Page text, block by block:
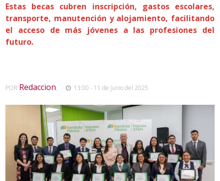
Estas becas cubren inscripción, gastos escolares,
transporte, manutención y alojamiento, facilitando
el acceso de más jóvenes a las profesiones del
futuro.
POR Redaccion, 13:00 - 11 de Junio del 2025